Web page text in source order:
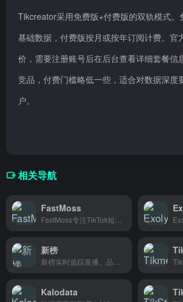
Tikcreator采用免费版+付费版的双轨模式。
基础数据，付费版按月或按年订阅计费。官
价，需要注册账号后在后台查看详细套餐信
竞品，付费门槛略低一些，适合对数据深度
户。
相关导航
FastMoss
新榜
Kalodata